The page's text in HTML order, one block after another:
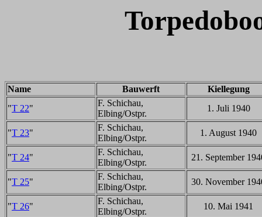
Name Bauwerft
Kiellegung
"T 22"
F. Schichau,
Elbing/Ostpr.
1. Juli 1940
"T 23"
F. Schichau,
Elbing/Ostpr.
1. August 1940
"T 24"
F. Schichau,
Elbing/Ostpr.
21. September
"T 25"
F. Schichau,
Elbing/Ostpr.
30. November
"T 26"
F. Schichau,
Elbing/Ostpr.
10. Mai 1941